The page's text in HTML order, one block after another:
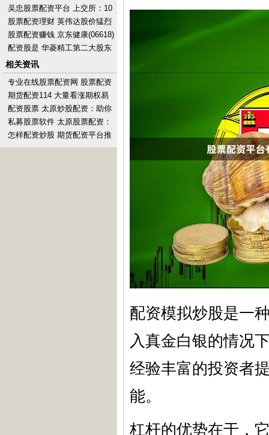
配资模拟炒股是一
入真金白银的情况
经验丰富的投资者
能。
杠杆的优势在于，
幅上扬 市场关注科技股财报
吴忠股票配资平台 上交所：10
月1日至7日不提供港股通服
务，10月8日起
股票配资理财 英伟达股价猛烈
波动 分析师称或触及进一步下
跌关口
股票配资赚钱 京东健康(06618)
授出110.38万股奖励股份
配资股是 华菱精工第二大股东
计划最多增持9%股份
相关资讯
专业在线股票配资网 股票配资
网解锁您的投资潜力
期货配资114 大量看涨期权易
手 中东局势升级或将推高油价
冲破百元大关？
配资股票 太原炒股配资：助你
资金翻倍，实现财富梦想
私募股票软件 太原股票配资：
助力投资，稳健增值
怎样配资炒股 期货配资平台推
荐：选择最适合您的可靠平台